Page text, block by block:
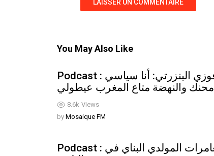
You May Also Like
8.6k Views
Podcast : فوزي البنزرتي: أنا سياسي
محنك والنهضة متاع المغرب عيطولي
by Mosaique FM
Podcast : مغامرات المولدي البناي في